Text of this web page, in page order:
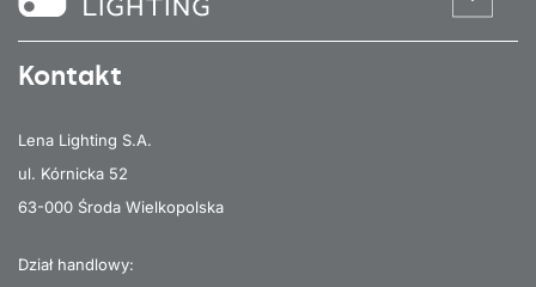
Kontakt
Lena Lighting S.A.
ul. Kórnicka 52
63-000 Środa Wielkopolska
Dział handlowy: